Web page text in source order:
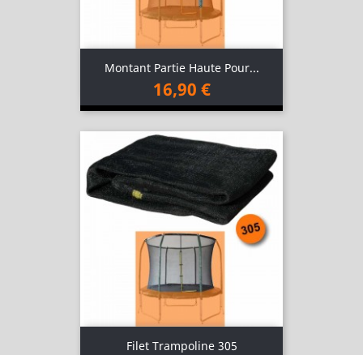
Montant Partie Haute Pour...
16,90 €
Filet Trampoline 305